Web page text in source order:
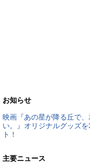
お知らせ
映画『あの星が降る丘で
い。』オリジナルグッズ
ト！
主要ニュース